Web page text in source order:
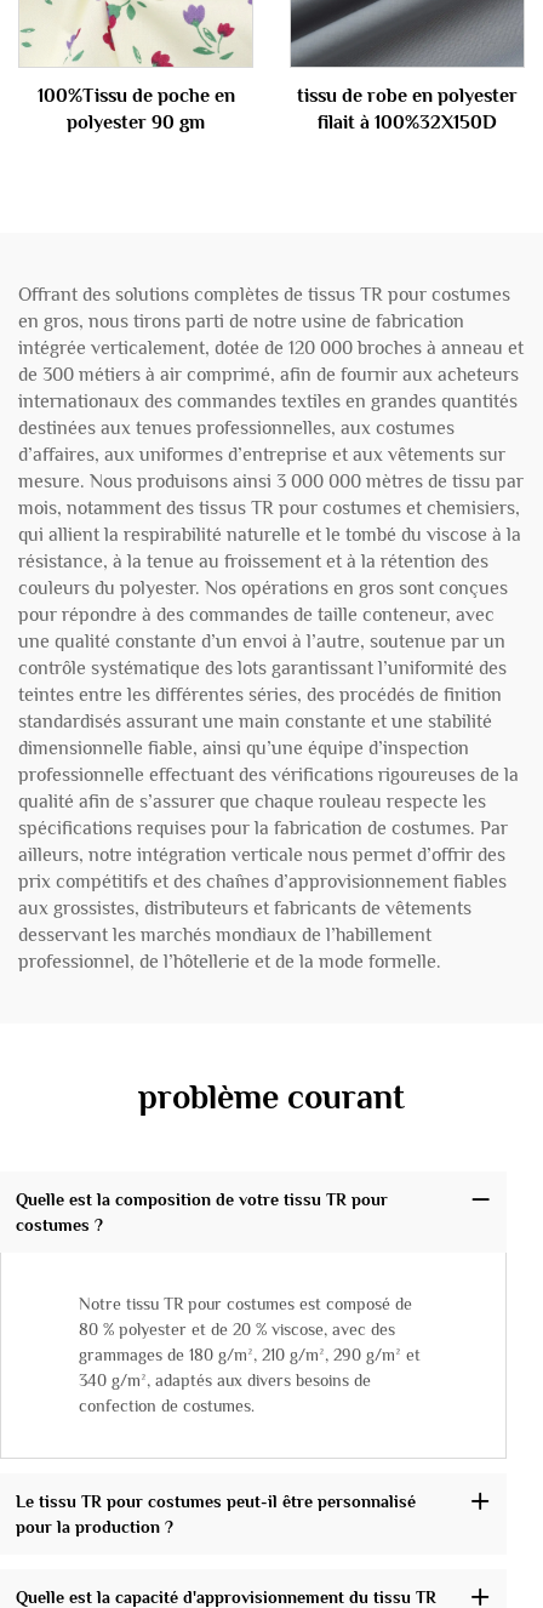
100%Tissu de poche en
polyester 90 gm
tissu de robe en polyester
filait à 100%32X150D
Offrant des solutions complètes de tissus TR pour costumes
en gros, nous tirons parti de notre usine de fabrication
intégrée verticalement, dotée de 120 000 broches à anneau et
de 300 métiers à air comprimé, afin de fournir aux acheteurs
internationaux des commandes textiles en grandes quantités
destinées aux tenues professionnelles, aux costumes
d’affaires, aux uniformes d’entreprise et aux vêtements sur
mesure. Nous produisons ainsi 3 000 000 mètres de tissu par
mois, notamment des tissus TR pour costumes et chemisiers,
qui allient la respirabilité naturelle et le tombé du viscose à la
résistance, à la tenue au froissement et à la rétention des
couleurs du polyester. Nos opérations en gros sont conçues
pour répondre à des commandes de taille conteneur, avec
une qualité constante d’un envoi à l’autre, soutenue par un
contrôle systématique des lots garantissant l’uniformité des
teintes entre les différentes séries, des procédés de finition
standardisés assurant une main constante et une stabilité
dimensionnelle fiable, ainsi qu’une équipe d’inspection
professionnelle effectuant des vérifications rigoureuses de la
qualité afin de s’assurer que chaque rouleau respecte les
spécifications requises pour la fabrication de costumes. Par
ailleurs, notre intégration verticale nous permet d’offrir des
prix compétitifs et des chaînes d’approvisionnement fiables
aux grossistes, distributeurs et fabricants de vêtements
desservant les marchés mondiaux de l’habillement
professionnel, de l’hôtellerie et de la mode formelle.
problème courant
Quelle est la composition de votre tissu TR pour
costumes ?
Notre tissu TR pour costumes est composé de
80 % polyester et de 20 % viscose, avec des
grammages de 180 g/m², 210 g/m², 290 g/m² et
340 g/m², adaptés aux divers besoins de
confection de costumes.
Le tissu TR pour costumes peut-il être personnalisé
pour la production ?
Quelle est la capacité d'approvisionnement du tissu TR